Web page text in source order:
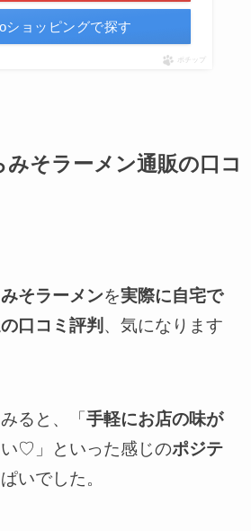
ショッピングで探す
ポチップ
みそラーメン通販の口コ
そラーメンを実際に自宅で
口コミ評判 、気になります
ると、「手軽にお店の味が
♡」といった感じのポジテ
いでした。